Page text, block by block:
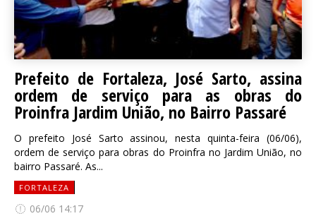
Prefeito de Fortaleza, José Sarto, assina
ordem de serviço para as obras do
Proinfra Jardim União, no Bairro Passaré
O prefeito José Sarto assinou, nesta quinta-feira (06/06),
ordem de serviço para obras do Proinfra no Jardim União, no
bairro Passaré. As...
FORTALEZA
06/06 14:17